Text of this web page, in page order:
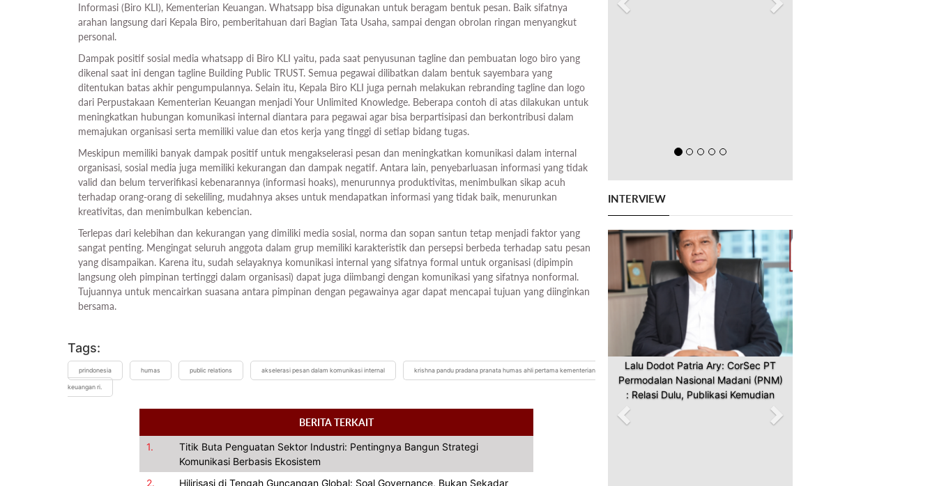
Informasi (Biro KLI), Kementerian Keuangan. Whatsapp bisa digunakan untuk beragam bentuk pesan. Baik sifatnya
arahan langsung dari Kepala Biro, pemberitahuan dari Bagian Tata Usaha, sampai dengan obrolan ringan menyangkut
personal.
Dampak positif sosial media whatsapp di Biro KLI yaitu, pada saat penyusunan tagline dan pembuatan logo biro yang
dikenal saat ini dengan tagline Building Public TRUST. Semua pegawai dilibatkan dalam bentuk sayembara yang
ditentukan batas akhir pengumpulannya. Selain itu, Kepala Biro KLI juga pernah melakukan rebranding tagline dan logo
dari Perpustakaan Kementerian Keuangan menjadi Your Unlimited Knowledge. Beberapa contoh di atas dilakukan untuk
meningkatkan hubungan komunikasi internal diantara para pegawai agar bisa berpartisipasi dan berkontribusi dalam
memajukan organisasi serta memiliki value dan etos kerja yang tinggi di setiap bidang tugas.
Meskipun memiliki banyak dampak positif untuk mengakselerasi pesan dan meningkatkan komunikasi dalam internal
organisasi, sosial media juga memiliki kekurangan dan dampak negatif. Antara lain, penyebarluasan informasi yang tidak
valid dan belum terverifikasi kebenarannya (informasi hoaks), menurunnya produktivitas, menimbulkan sikap acuh
terhadap orang-orang di sekeliling, mudahnya akses untuk mendapatkan informasi yang tidak baik, menurunkan
kreativitas, dan menimbulkan kebencian.
Terlepas dari kelebihan dan kekurangan yang dimiliki media sosial, norma dan sopan santun tetap menjadi faktor yang
sangat penting. Mengingat seluruh anggota dalam grup memiliki karakteristik dan persepsi berbeda terhadap satu pesan
yang disampaikan. Karena itu, sudah selayaknya komunikasi internal yang sifatnya formal untuk organisasi (dipimpin
langsung oleh pimpinan tertinggi dalam organisasi) dapat juga diimbangi dengan komunikasi yang sifatnya nonformal.
Tujuannya untuk mencairkan suasana antara pimpinan dengan pegawainya agar dapat mencapai tujuan yang diinginkan
bersama.
Tags:
prindonesia humas public relations akselerasi pesan dalam komunikasi internal krishna pandu pradana pranata humas ahli pertama kementerian
keuangan ri.
BERITA TERKAIT
1.
Titik Buta Penguatan Sektor Industri: Pentingnya Bangun Strategi
Komunikasi Berbasis Ekosistem
2.
Hilirisasi di Tengah Guncangan Global: Soal Governance, Bukan Sekadar
INTERVIEW
Lalu Dodot Patria Ary: CorSec PT
Permodalan Nasional Madani (PNM)
: Relasi Dulu, Publikasi Kemudian
Previous Next